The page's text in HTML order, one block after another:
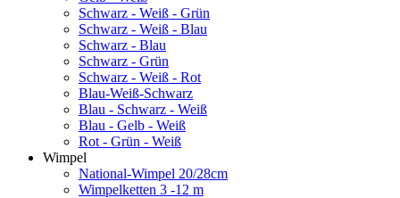
Schwarz - Weiß - Grün
Schwarz - Weiß - Blau
Schwarz - Blau
Schwarz - Grün
Schwarz - Weiß - Rot
Blau-Weiß-Schwarz
Blau - Schwarz - Weiß
Blau - Gelb - Weiß
Rot - Grün - Weiß
Wimpel
National-Wimpel 20/28cm
Wimpelketten 3 -12 m